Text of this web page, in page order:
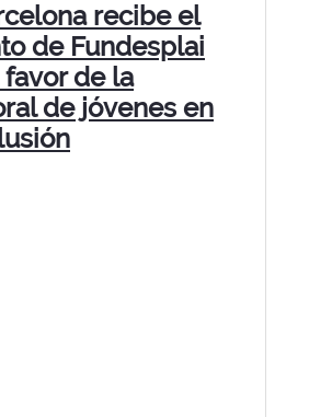
recibe el
de Fundesplai
de la
de jóvenes en